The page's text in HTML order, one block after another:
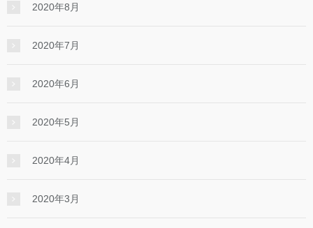
2020年8月
2020年7月
2020年6月
2020年5月
2020年4月
2020年3月